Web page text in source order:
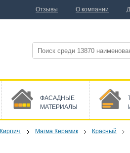
Кирпич Магма Керамик Красный
ФАСАДНЫЕ
МАТЕРИАЛЫ
Отзывы О компании